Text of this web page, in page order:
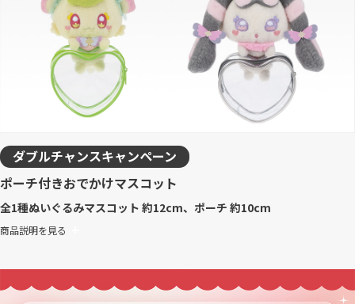
ダブルチャンスキャンペーン
ポーチ付きおでかけマスコット
全1種ぬいぐるみマスコット 約12cm、ポーチ 約10cm
商品説明を見る